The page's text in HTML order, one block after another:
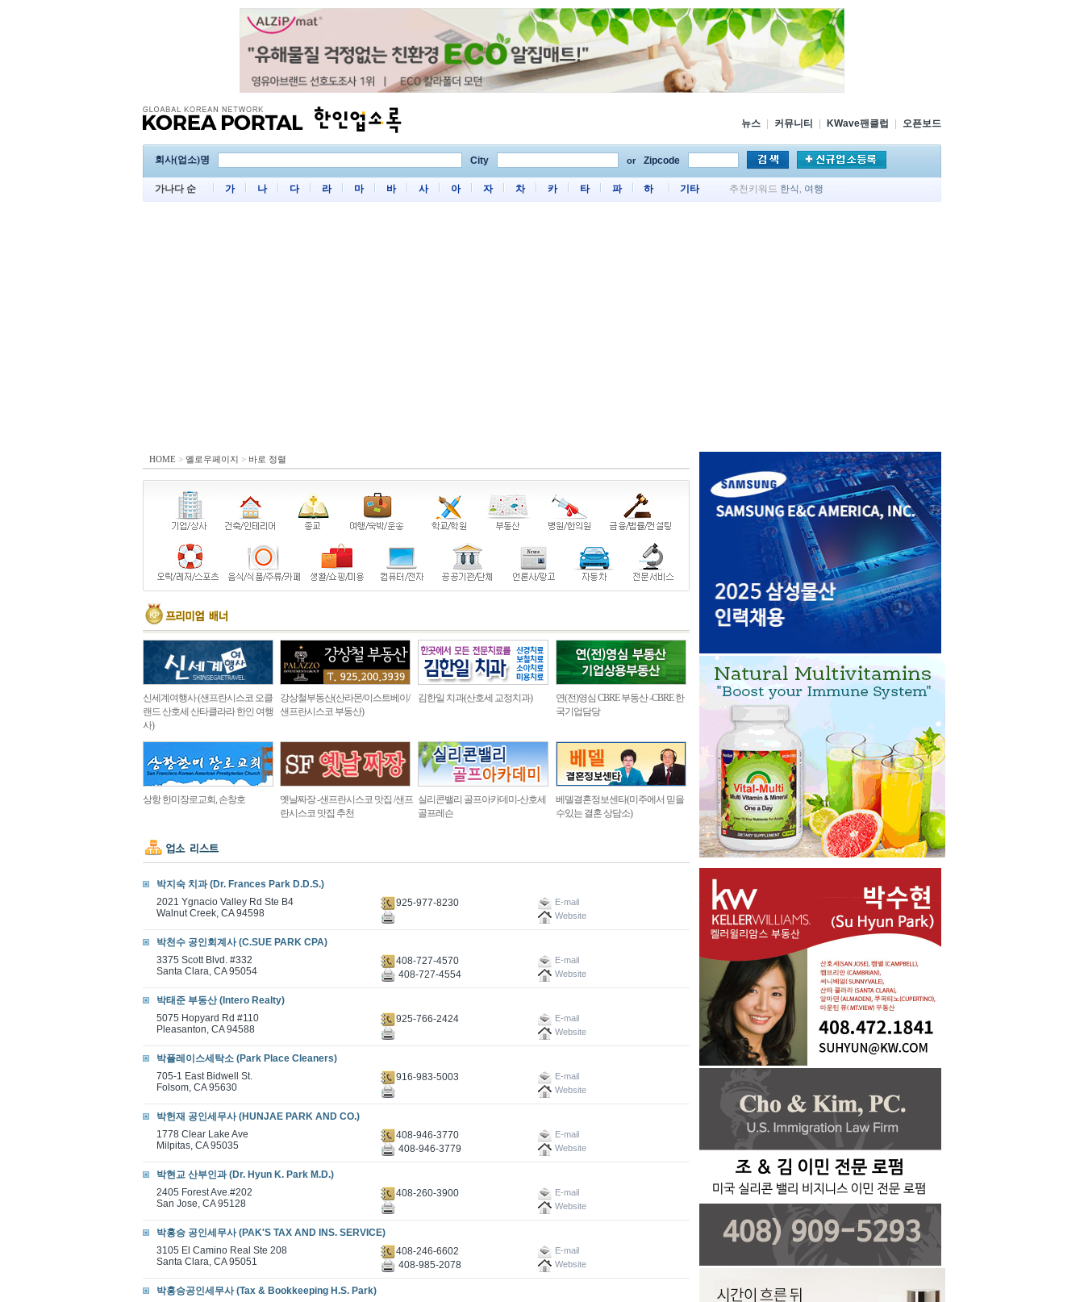
뉴스 커뮤니티 KWave팬클럽 오픈보드
회사(업소)명 City or Zipcode
가나다 순 가 나 다 라 마 바 사 아 자 차 카 타 파 하 기타 추천키워드 한식 , 여행
HOME > 옐로우페이지 > 바로 정렬
신세계여행사 (샌프란시스코 오클
랜드 산호세 산타클라라 한인 여행
사)
강상철부동산(산라몬/이스트베이/
샌프란시스코 부동산)
김한일 치과(산호세 교정치과)
연(전)영심 CBRE 부동산 -CBRE 한
국기업담당
상항 한미장로교회, 손창호
옛날짜장 -샌프란시스코 맛집 /샌프
란시스코 맛집 추천
실리콘밸리 골프아카데미-산호세
골프레슨
베델결혼정보센타(미주에서 믿을
수있는 결혼 상담소)
박지숙 치과 (Dr. Frances Park D.D.S.)
2021 Ygnacio Valley Rd Ste B4
Walnut Creek, CA 94598
925-977-8230
E-mail
Website
박천수 공인회계사 (C.SUE PARK CPA)
3375 Scott Blvd. #332
Santa Clara, CA 95054
408-727-4570 E-mail
408-727-4554 Website
박태준 부동산 (Intero Realty)
5075 Hopyard Rd #110
Pleasanton, CA 94588
925-766-2424
E-mail
Website
박플레이스세탁소 (Park Place Cleaners)
705-1 East Bidwell St.
Folsom, CA 95630
916-983-5003
E-mail
Website
박헌재 공인세무사 (HUNJAE PARK AND CO.)
1778 Clear Lake Ave
Milpitas, CA 95035
408-946-3770 E-mail
408-946-3779 Website
박현교 산부인과 (Dr. Hyun K. Park M.D.)
2405 Forest Ave.#202
San Jose, CA 95128
408-260-3900
E-mail
Website
박홍승 공인세무사 (PAK'S TAX AND INS. SERVICE)
3105 El Camino Real Ste 208
Santa Clara, CA 95051
408-246-6602 E-mail
408-985-2078 Website
박홍승공인세무사 (Tax & Bookkeeping H.S. Park)